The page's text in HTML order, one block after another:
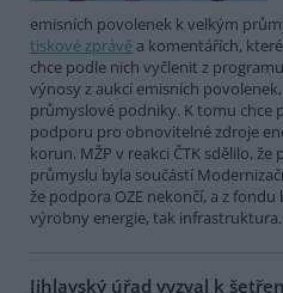
emisních povolenek k velkým
tiskové zprávě a komentářích,
chce podle nich vyčlenit z
výnosy z aukcí emisních
průmyslové podniky. K tomu chce
podporu pro obnovitelné zdroje
korun. MŽP v reakci ČTK sdělilo,
průmyslu byla součástí
že podpora OZE nekončí, a z
výrobny energie, tak infrastruktura.
Jihlavský úřad vyzval k